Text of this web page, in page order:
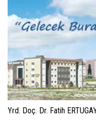
Yrd. Doç. Dr. Fatih